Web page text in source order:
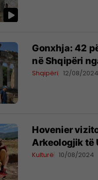
Gonxhja: 42
në Shqipëri
Shqipëri 12/08/2024
Hovenier
Arkeologjik të
Kulturë 10/08/2024